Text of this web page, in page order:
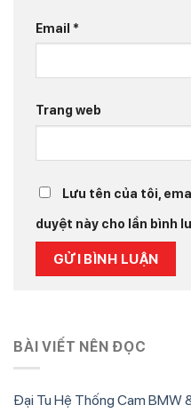
Email *
Trang web
Lưu tên của tôi,
duyệt này cho lần bình
BÀI VIẾT NÊN ĐỌC
Đại Tu Hệ Thống Cam BMW